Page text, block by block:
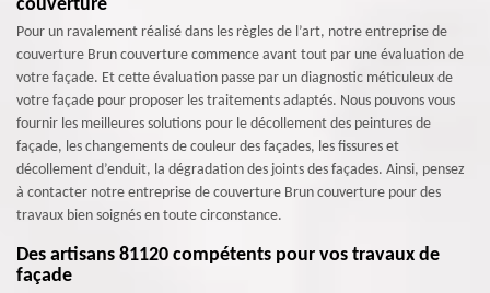
couverture
Pour un ravalement réalisé dans les règles de l’art, notre entreprise de
couverture Brun couverture commence avant tout par une évaluation de
votre façade. Et cette évaluation passe par un diagnostic méticuleux de
votre façade pour proposer les traitements adaptés. Nous pouvons vous
fournir les meilleures solutions pour le décollement des peintures de
façade, les changements de couleur des façades, les fissures et
décollement d’enduit, la dégradation des joints des façades. Ainsi, pensez
à contacter notre entreprise de couverture Brun couverture pour des
travaux bien soignés en toute circonstance.
Des artisans 81120 compétents pour vos travaux de
façade